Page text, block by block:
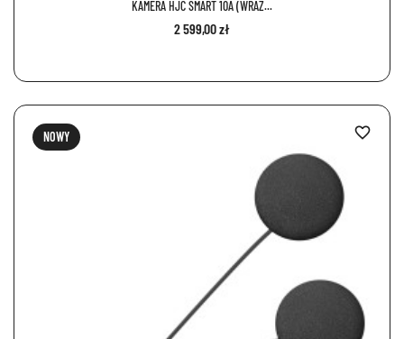
KAMERA HJC SMART 10A (WRAZ...
2 599,00 zł
NOWY favorite_border